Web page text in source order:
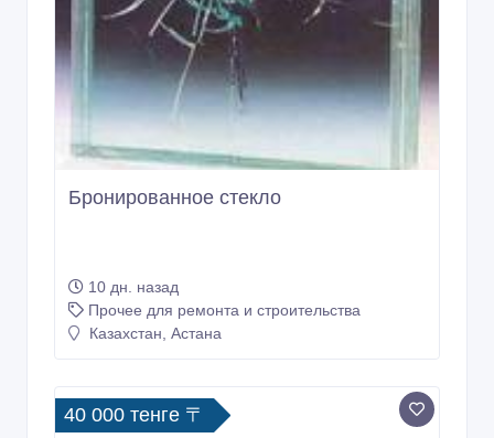
Бронированное стекло
10 дн. назад
Прочее для ремонта и строительства
Казахстан, Астана
40 000 тенге 〒